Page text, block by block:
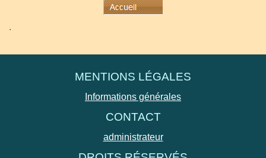
.
MENTIONS LÉGALES
Informations générales
CONTACT
administrateur